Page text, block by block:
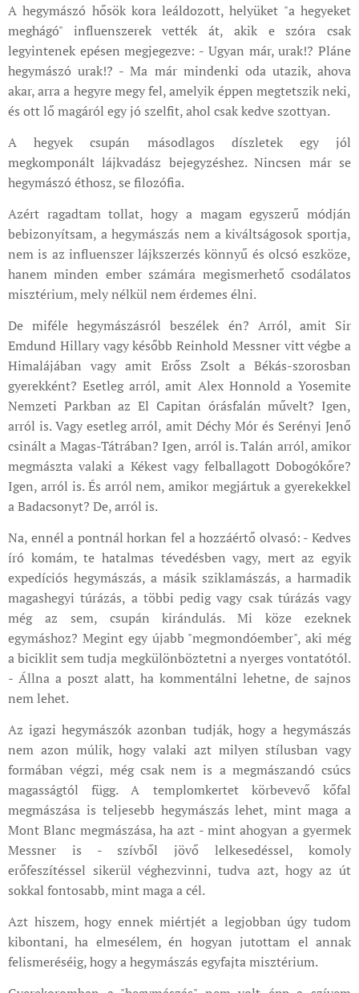
A hegymászó hősök kora leáldozott, helyüket "a hegyeket
meghágó" influenszerek vették át, akik e szóra csak
legyintenek epésen megjegezve: - Ugyan már, urak!? Pláne
hegymászó urak!? - Ma már mindenki oda utazik, ahova
akar, arra a hegyre megy fel, amelyik éppen megtetszik neki,
és ott lő magáról egy jó szelfit, ahol csak kedve szottyan.
A hegyek csupán másodlagos díszletek egy jól
megkomponált lájkvadász bejegyzéshez. Nincsen már se
hegymászó éthosz, se filozófia.
Azért ragadtam tollat, hogy a magam egyszerű módján
bebizonyítsam, a hegymászás nem a kiváltságosok sportja,
nem is az influenszer lájkszerzés könnyű és olcsó eszköze,
hanem minden ember számára megismerhető csodálatos
misztérium, mely nélkül nem érdemes élni.
De miféle hegymászásról beszélek én? Arról, amit Sir
Emdund Hillary vagy később Reinhold Messner vitt végbe a
Himalájában vagy amit Erőss Zsolt a Békás-szorosban
gyerekként? Esetleg arról, amit Alex Honnold a Yosemite
Nemzeti Parkban az El Capitan órásfalán művelt? Igen,
arról is. Vagy esetleg arról, amit Déchy Mór és Serényi Jenő
csinált a Magas-Tátrában? Igen, arról is. Talán arról, amikor
megmászta valaki a Kékest vagy felballagott Dobogókőre?
Igen, arról is. És arról nem, amikor megjártuk a gyerekekkel
a Badacsonyt? De, arról is.
Na, ennél a pontnál horkan fel a hozzáértő olvasó: - Kedves
író komám, te hatalmas tévedésben vagy, mert az egyik
expedíciós hegymászás, a másik sziklamászás, a harmadik
magashegyi túrázás, a többi pedig vagy csak túrázás vagy
még az sem, csupán kirándulás. Mi köze ezeknek
egymáshoz? Megint egy újabb "megmondóember", aki még
a biciklit sem tudja megkülönböztetni a nyerges vontatótól.
- Állna a poszt alatt, ha kommentálni lehetne, de sajnos
nem lehet.
Az igazi hegymászók azonban tudják, hogy a hegymászás
nem azon múlik, hogy valaki azt milyen stílusban vagy
formában végzi, még csak nem is a megmászandó csúcs
magasságtól függ. A templomkertet körbevevő kőfal
megmászása is teljesebb hegymászás lehet, mint maga a
Mont Blanc megmászása, ha azt - mint ahogyan a gyermek
Messner is - szívből jövő lelkesedéssel, komoly
erőfeszítéssel sikerül véghezvinni, tudva azt, hogy az út
sokkal fontosabb, mint maga a cél.
Azt hiszem, hogy ennek miértjét a legjobban úgy tudom
kibontani, ha elmesélem, én hogyan jutottam el annak
felismeréséig, hogy a hegymászás egyfajta misztérium.